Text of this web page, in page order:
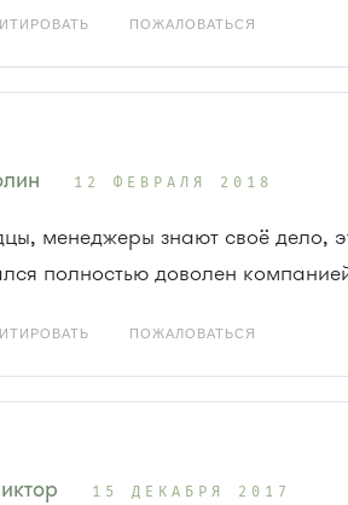
ПОЖАЛОВАТЬСЯ
12 ФЕВРАЛЯ 2018
менеджеры знают своё дело,
полностью доволен
ПОЖАЛОВАТЬСЯ
15 ДЕКАБРЯ 2017